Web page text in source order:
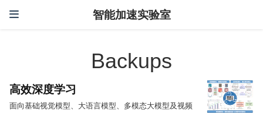
智能加速实验室
Backups
高效深度学习
面向基础视觉模型、大语言模型、多模态大模型及视频